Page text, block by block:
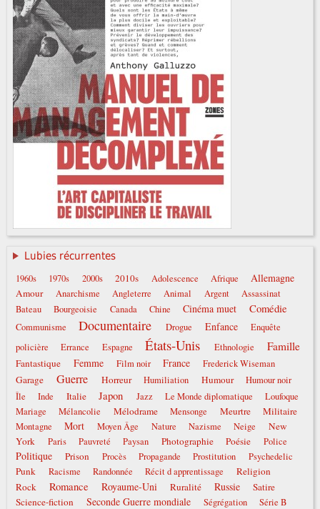
Lubies récurrentes
1960s 1970s 2000s 2010s Adolescence Afrique Allemagne
Amour Anarchisme Angleterre Animal Argent
Assassinat
Bateau
Bourgeoisie Canada Chine Cinéma muet Comédie
Communisme Documentaire Drogue Enfance
Enquête
policière
Errance Espagne États-Unis Ethnologie Famille
Fantastique Femme Film noir France Frederick Wiseman
Garage Guerre Horreur Humiliation Humour
Humour noir
Île
Inde Italie Japon Jazz Le Monde diplomatique
Loufoque
Mariage
Mélancolie Mélodrame Mensonge Meurtre Militaire
Montagne Mort Moyen Âge Nature Nazisme Neige
New
York
Paris Pauvreté Paysan Photographie Poésie Police
Politique Prison Procès Propagande Prostitution Psychedelic
Punk Racisme Randonnée Récit d apprentissage
Religion
Rock
Romance Royaume-Uni Ruralité Russie
Satire
Science-fiction
Seconde Guerre mondiale Ségrégation Série B